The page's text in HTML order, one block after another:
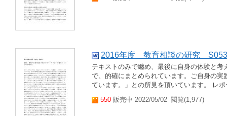
2016年度 教育相談の研究
テキストのみで纏め、最後に自身の体験と
で、的確にまとめられています。ご自身の
ています。」との所見を頂いています。 レ
550 販売中 2022/05/02 閲覧(1,977)